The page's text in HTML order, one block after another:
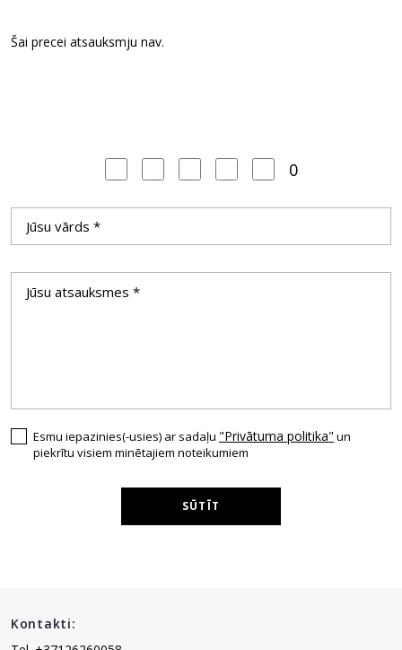
Šai precei atsauksmju nav.
0
Esmu iepazinies(-usies) ar sadaļu "Privātuma politika" un
piekrītu visiem minētajiem noteikumiem
SŪTĪT
Kontakti: